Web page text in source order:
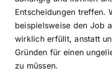
Entscheidungen treffen.
beispielsweise den Job
wirklich erfüllt, anstatt
Gründen für einen
zu müssen.